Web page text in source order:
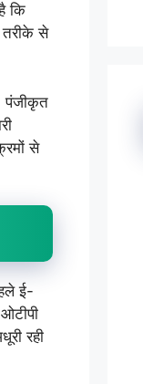
कि
तरीके से
पंजीकृत
से
ई-
रही